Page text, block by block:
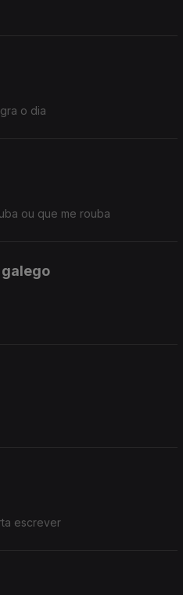
o dia
ou que me rouba
escrever